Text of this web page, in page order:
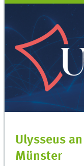
Ulysseus
Münster